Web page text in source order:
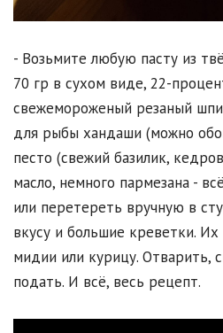
- Возьмите любую пасту из
70 гр в сухом виде, 22-
свежемороженый резаный
для рыбы хандаши (можно
песто (свежий базилик,
масло, немного пармезана -
или перетереть вручную в
вкусу и большие креветки.
мидии или курицу. Отварить,
подать. И всё, весь рецепт.